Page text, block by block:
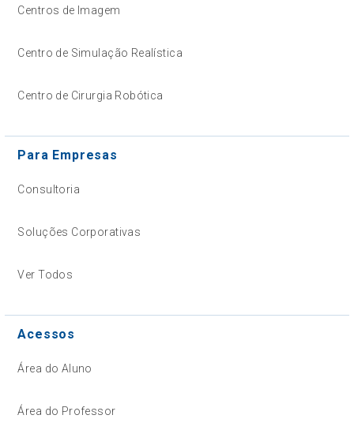
Centros de Imagem
Centro de Simulação Realística
Centro de Cirurgia Robótica
Para Empresas
Consultoria
Soluções Corporativas
Ver Todos
Acessos
Área do Aluno
Área do Professor